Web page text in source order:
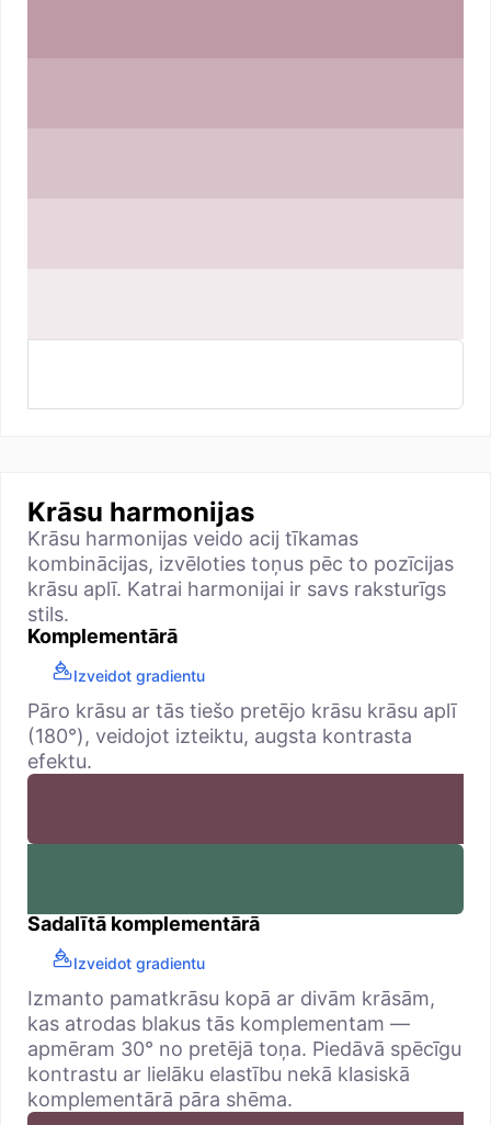
Krāsu harmonijas
Krāsu harmonijas veido acij tīkamas
kombinācijas, izvēloties toņus pēc to pozīcijas
krāsu aplī. Katrai harmonijai ir savs raksturīgs
stils.
Komplementārā
Izveidot gradientu
Pāro krāsu ar tās tiešo pretējo krāsu krāsu aplī
(180°), veidojot izteiktu, augsta kontrasta
efektu.
Sadalītā komplementārā
Izveidot gradientu
Izmanto pamatkrāsu kopā ar divām krāsām,
kas atrodas blakus tās komplementam —
apmēram 30° no pretējā toņa. Piedāvā spēcīgu
kontrastu ar lielāku elastību nekā klasiskā
komplementārā pāra shēma.